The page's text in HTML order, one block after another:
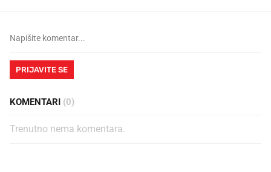
PRIJAVITE SE
KOMENTARI (0)
Trenutno nema komentara.